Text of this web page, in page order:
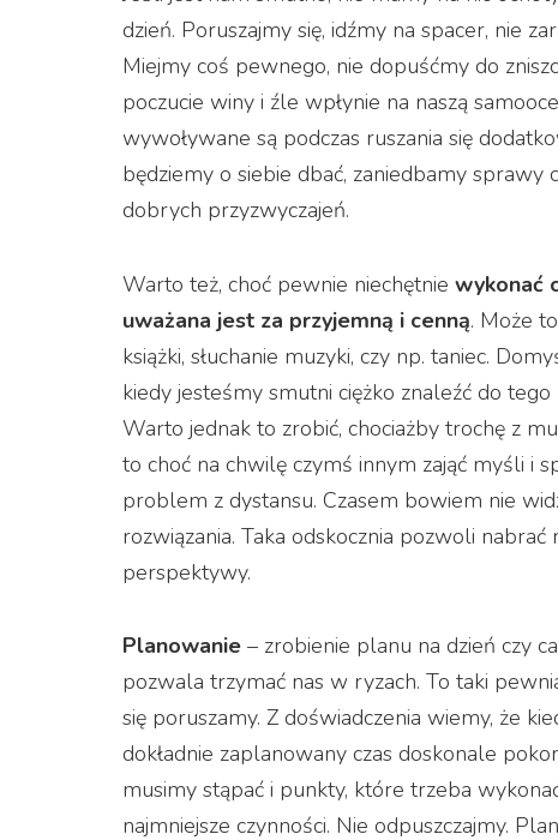
dzień. Poruszajmy się, idźmy na spacer, nie
Miejmy coś pewnego, nie dopuśćmy do
poczucie winy i źle wpłynie na naszą
wywoływane są podczas ruszania się
będziemy o siebie dbać, zaniedbamy sprawy
dobrych przyzwyczajeń.
Warto też, choć pewnie niechętnie wykonać
uważana jest za przyjemną i cenną. Może
książki, słuchanie muzyki, czy np. taniec.
kiedy jesteśmy smutni ciężko znaleźć do tego
Warto jednak to zrobić, chociażby trochę z
to choć na chwilę czymś innym zająć myśli i
problem z dystansu. Czasem bowiem nie
rozwiązania. Taka odskocznia pozwoli nabrać
perspektywy.
Planowanie – zrobienie planu na dzień czy
pozwala trzymać nas w ryzach. To taki
się poruszamy. Z doświadczenia wiemy, że
dokładnie zaplanowany czas doskonale
musimy stąpać i punkty, które trzeba
najmniejsze czynności. Nie odpuszczajmy.